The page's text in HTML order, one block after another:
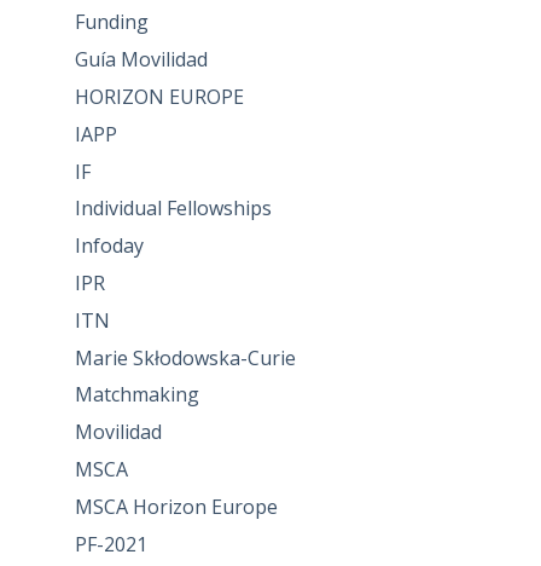
Funding
Guía Movilidad
HORIZON EUROPE
IAPP
IF
Individual Fellowships
Infoday
IPR
ITN
Marie Skłodowska-Curie
Matchmaking
Movilidad
MSCA
MSCA Horizon Europe
PF-2021